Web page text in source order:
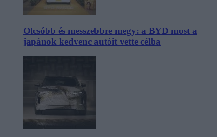
Olcsóbb és messzebbre megy: a BYD most a
japánok kedvenc autóit vette célba